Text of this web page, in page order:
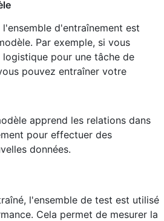
l'ensemble d'entraînement est
Par exemple, si vous
pour une tâche de
pouvez entraîner votre
apprend les relations dans
pour effectuer des
données.
l'ensemble de test est utilisé
Cela permet de mesurer la